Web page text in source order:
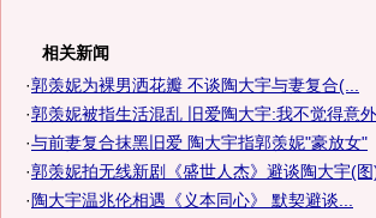
相关新闻
·郭羡妮为裸男洒花瓣 不谈陶大宇与妻复合(...
·郭羡妮被指生活混乱 旧爱陶大宇:我不觉得意外
·与前妻复合抹黑旧爱 陶大宇指郭羡妮"豪放女"
·郭羡妮拍无线新剧《盛世人杰》避谈陶大宇(图
· 陶大宇温兆伦相遇《义本同心》 默契避谈...